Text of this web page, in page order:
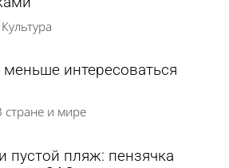
Культура
меньше интересоваться
стране и мире
пустой пляж: пензячка